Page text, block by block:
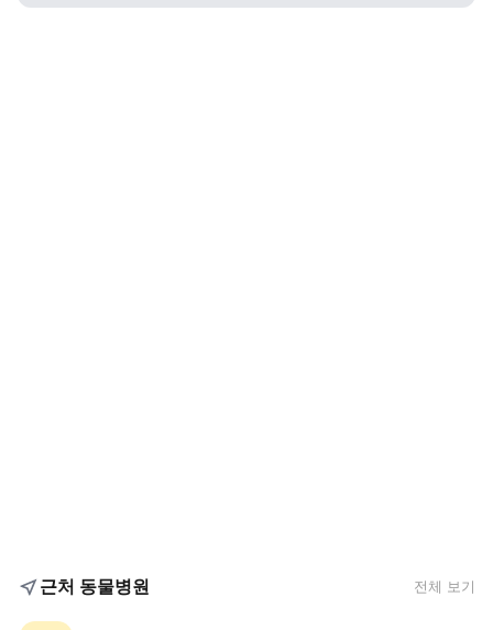
근처 동물병원 전체 보기